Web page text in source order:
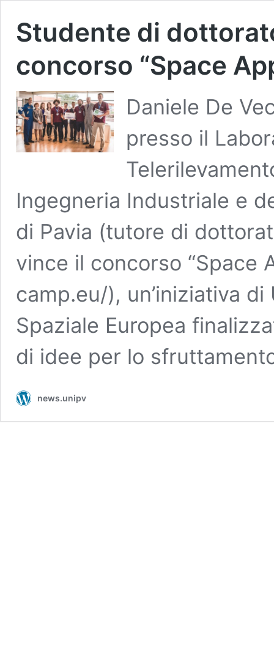
Studente di
concorso “Space
Daniele De
presso il
Ingegneria Industriale e
di Pavia (tutore di
vince il concorso “Space
camp.eu/), un’iniziativa
Spaziale Europea
di idee per lo
news.unipv